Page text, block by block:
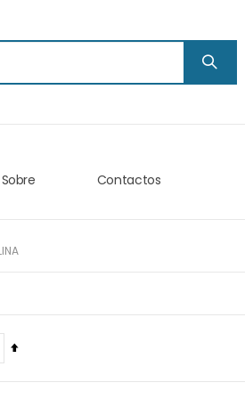
Sobre Contactos
Ordenar